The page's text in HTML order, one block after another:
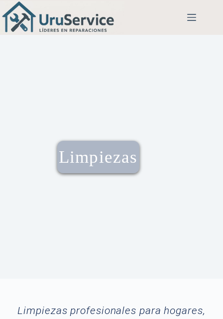
Limpiezas
Limpiezas profesionales para hogares,